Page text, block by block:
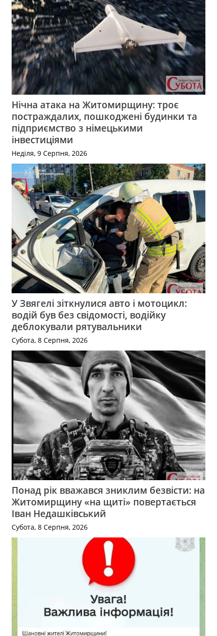
Нічна атака на Житомирщину: троє
постраждалих, пошкоджені будинки та
підприємство з німецькими
інвестиціями
Неділя, 9 Серпня, 2026
У Звягелі зіткнулися авто і мотоцикл:
водій був без свідомості, водійку
деблокували рятувальники
Субота, 8 Серпня, 2026
Понад рік вважався зниклим безвісти: на
Житомирщину «на щиті» повертається
Іван Недашківський
Субота, 8 Серпня, 2026